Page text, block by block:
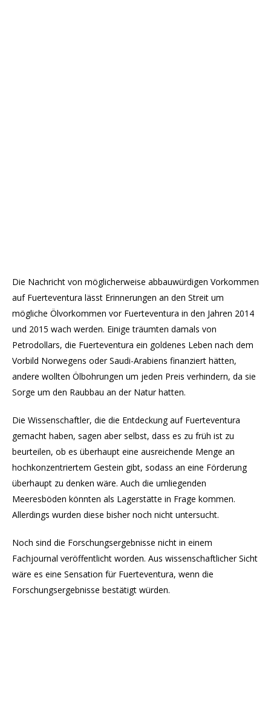
Die Nachricht von möglicherweise abbauwürdigen Vorkommen
auf Fuerteventura lässt Erinnerungen an den Streit um
mögliche Ölvorkommen vor Fuerteventura in den Jahren 2014
und 2015 wach werden. Einige träumten damals von
Petrodollars, die Fuerteventura ein goldenes Leben nach dem
Vorbild Norwegens oder Saudi-Arabiens finanziert hätten,
andere wollten Ölbohrungen um jeden Preis verhindern, da sie
Sorge um den Raubbau an der Natur hatten.
Die Wissenschaftler, die die Entdeckung auf Fuerteventura
gemacht haben, sagen aber selbst, dass es zu früh ist zu
beurteilen, ob es überhaupt eine ausreichende Menge an
hochkonzentriertem Gestein gibt, sodass an eine Förderung
überhaupt zu denken wäre. Auch die umliegenden
Meeresböden könnten als Lagerstätte in Frage kommen.
Allerdings wurden diese bisher noch nicht untersucht.
Noch sind die Forschungsergebnisse nicht in einem
Fachjournal veröffentlicht worden. Aus wissenschaftlicher Sicht
wäre es eine Sensation für Fuerteventura, wenn die
Forschungsergebnisse bestätigt würden.